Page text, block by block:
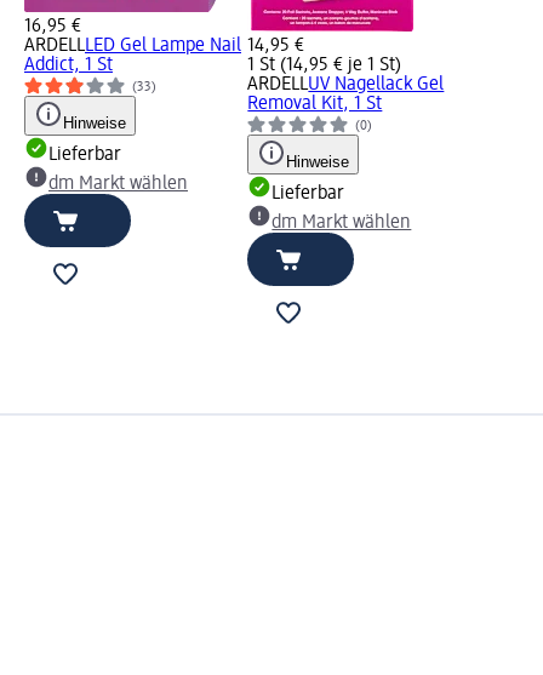
16,95 €
ARDELLLED Gel Lampe Nail
Addict, 1 St
(33)
Hinweise
Lieferbar
dm Markt wählen
14,95 €
1 St (14,95 € je 1 St)
ARDELLUV Nagellack Gel
Removal Kit, 1 St
(0)
Hinweise
Lieferbar
dm Markt wählen